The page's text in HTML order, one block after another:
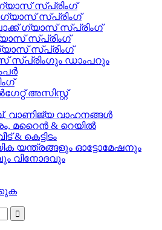
സ്പ്രിംഗ്
സ്പ്രിംഗ്
ഗ്യാസ് സ്പ്രിംഗ്
സ്പ്രിംഗ്
സ്പ്രിംഗ്
സ്പ്രിംഗും ഡാംപറും
അസിസ്റ്റ്
വാണിജ്യ വാഹനങ്ങൾ
മറൈൻ & റെയിൽ
& കെട്ടിടം
യന്ത്രങ്ങളും ഓട്ടോമേഷനും
വിനോദവും